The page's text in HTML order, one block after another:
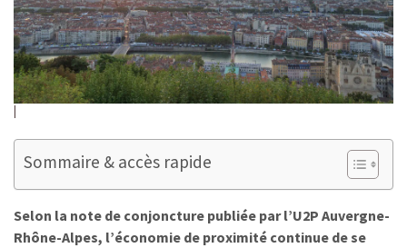
Sommaire & accès rapide
Selon la note de conjoncture publiée par l’U2P Auvergne-
Rhône-Alpes, l’économie de proximité continue de se